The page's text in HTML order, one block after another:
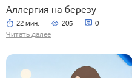
Аллергия на березу
22 мин. 205 0
Читать далее